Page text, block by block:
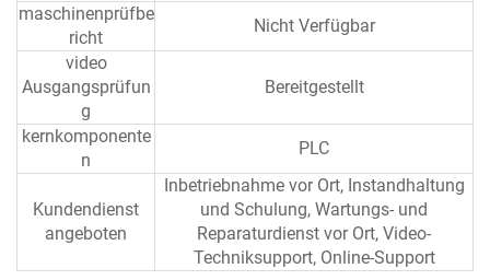
maschinenprüfbe
richt
Nicht Verfügbar
video
Ausgangsprüfun
g
Bereitgestellt
kernkomponente
n
PLC
Kundendienst
angeboten
Inbetriebnahme vor Ort, Instandhaltung
und Schulung, Wartungs- und
Reparaturdienst vor Ort, Video-
Techniksupport, Online-Support